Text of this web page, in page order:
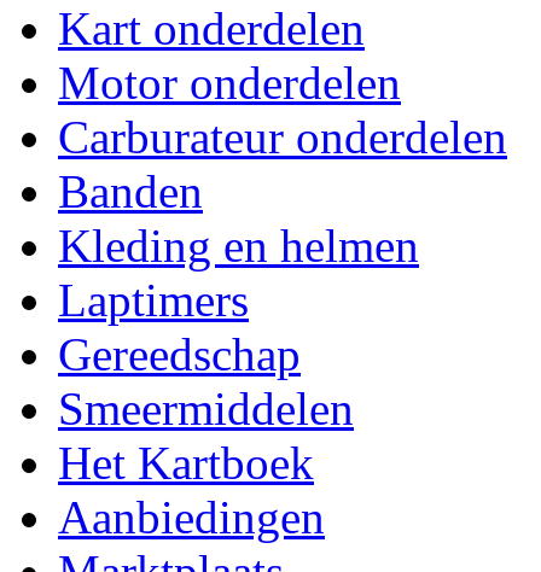
Kart onderdelen
Motor onderdelen
Carburateur onderdelen
Banden
Kleding en helmen
Laptimers
Gereedschap
Smeermiddelen
Het Kartboek
Aanbiedingen